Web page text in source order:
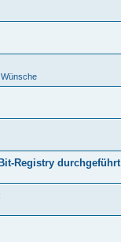
Registry durchgeführt